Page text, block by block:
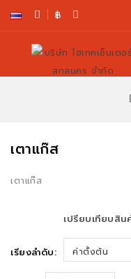
฿
เตาแก๊ส
เตาแก๊ส
เปรียบเทียบสิน
เรียงลำดับ: ค่าตั้งต้น